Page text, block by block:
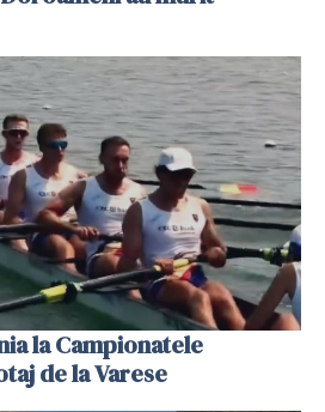
la Campionatele
de la Varese